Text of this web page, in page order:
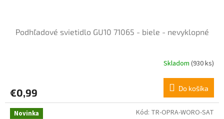
Podhľadové svietidlo GU10 71065 - biele - nevyklopné
Skladom (930 ks)
€0,99 Do košíka
Novinka Kód: TR-OPRA-WORO-SAT